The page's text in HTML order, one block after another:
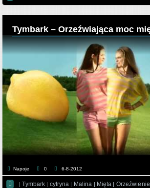
Tymbark – Orzeźwiająca moc
Napoje 0 6-8-2012
 |Tymbark | cytryna | Malina | Mięta | Orzeźwienie